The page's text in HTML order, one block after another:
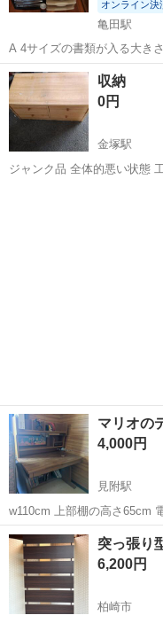
オンライン決
亀田駅
A 4サイズの書類が入る大き
ックス 1つの4個セットです
うか。 右側 白い 3段ボックス2個（高さ27cm）、A4サイズの書類など
が入る大きさ...
新潟 新潟市 亀田駅
収納
0円
金塚駅
ジ
マリオの
4,000円
見附駅
w110cm 上部棚の高さ65cm 電気はつきます。 デスク高さは調整可能
です。 ひどい汚れはありません。 イスもおつけします。 デスク部分
と上部の棚は取外しで搬出可能です。 サイド引出し
す。 ノ...
新潟 見附市 見附駅
突っ張り
6,200円
柏崎市